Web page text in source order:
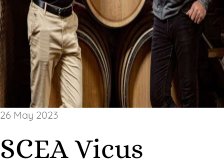
26 May 2023
SCEA Vicus